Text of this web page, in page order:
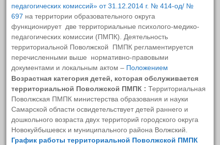
Наш музей
#СИДИМДОМА и не скучаем
Наставничество
МКДО-2022
Профессиональная ориентация
воспитанников
Локальные нормативно-правовые
акты и организационно-
педагогических комиссий» от 31.12.2014 г. № 414-од/ №
697 на территории образовательного округа
функционирует две территориальные психолого-медико-
педагогических комиссии (ПМПК). Деятельность
территориальной Поволжской ПМПК регламентируется
перечисленными выше нормативно-правовыми
документами и локальным актом – Положением
Возрастная категория детей, которая обслуживается
территориальной Поволжской ПМПК :Территориальная
Поволжская ПМПК министерства образования и науки
Самарской области освидетельствует детей раннего и
дошкольного возраста двух территорий городского округа
Новокуйбышевск и муниципального района Волжский.
График работы территориальной Поволжской ПМПК